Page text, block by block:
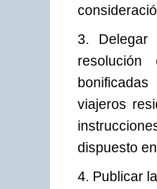
3. Delegar
viajeros
dispuesto
4. Publicar